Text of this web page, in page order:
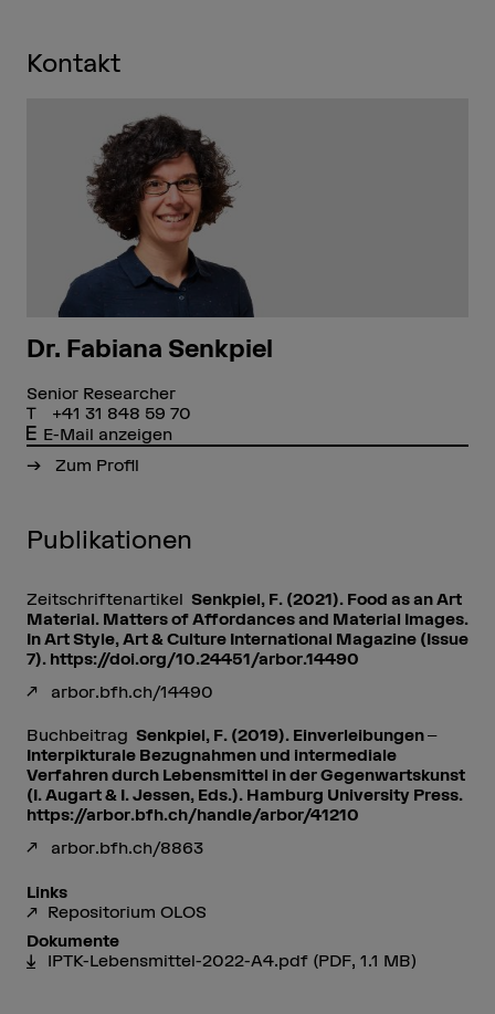
Kontakt
Dr. Fabiana Senkpiel
Senior Researcher
+41 31 848 59 70
E-Mail anzeigen
Zum Profil
Publikationen
Zeitschriftenartikel Senkpiel, F. (2021). Food as an Art
Material. Matters of Affordances and Material Images.
In Art Style, Art & Culture International Magazine (Issue
7). https://doi.org/10.24451/arbor.14490
arbor.bfh.ch/14490
Buchbeitrag Senkpiel, F. (2019). Einverleibungen ‒
Interpikturale Bezugnahmen und intermediale
Verfahren durch Lebensmittel in der Gegenwartskunst
(I. Augart & I. Jessen, Eds.). Hamburg University Press.
https://arbor.bfh.ch/handle/arbor/41210
arbor.bfh.ch/8863
Links
Repositorium OLOS
Dokumente
IPTK-Lebensmittel-2022-A4.pdf (PDF, 1.1 MB)